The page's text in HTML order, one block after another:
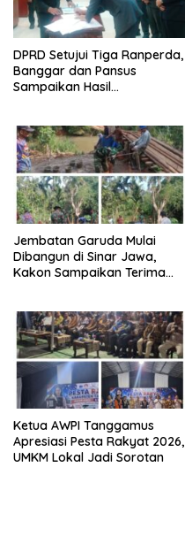
DPRD Setujui Tiga Ranperda,
Banggar dan Pansus
Sampaikan Hasil
Jembatan Garuda Mulai
Dibangun di Sinar Jawa,
Kakon Sampaikan Terima
Ketua AWPI Tanggamus
Apresiasi Pesta Rakyat 2026,
UMKM Lokal Jadi Sorotan